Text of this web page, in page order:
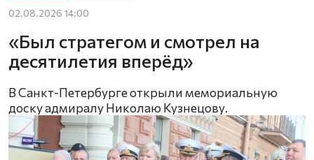
02.08.2026 14:00
«Был стратегом и смотрел на
десятилетия вперёд»
В Санкт-Петербурге открыли мемориальную
доску адмиралу Николаю Кузнецову.